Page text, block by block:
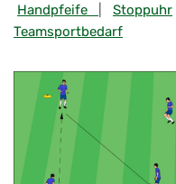
Handpfeife
Stoppuhr
Teamsportbedarf